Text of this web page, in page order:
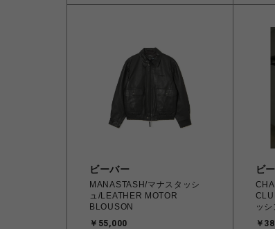
ビーバー
MANASTASH/マナスタッシ
ュ/LEATHER MOTOR
BLOUSON
￥55,000
ビ
ッ
￥